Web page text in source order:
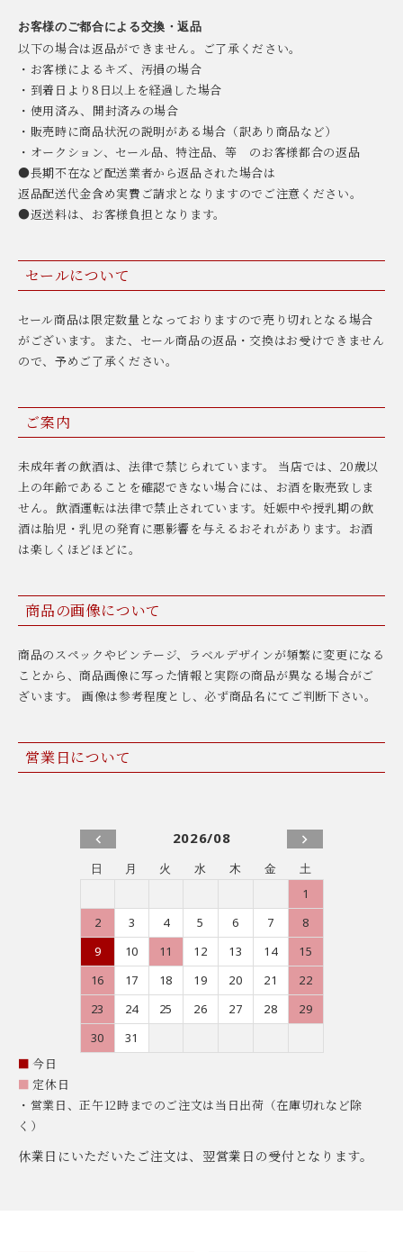
お客様のご都合による交換・返品
以下の場合は返品ができません。ご了承ください。
・お客様によるキズ、汚損の場合
・到着日より8日以上を経過した場合
・使用済み、開封済みの場合
・販売時に商品状況の説明がある場合（訳あり商品など）
・オークション、セール品、特注品、等 のお客様都合の返品
●長期不在など配送業者から返品された場合は
返品配送代金含め実費ご請求となりますのでご注意ください。
●返送料は、お客様負担となります。
セールについて
セール商品は限定数量となっておりますので売り切れとなる場合
がございます。また、セール商品の返品・交換はお受けできません
ので、予めご了承ください。
ご案内
未成年者の飲酒は、法律で禁じられています。 当店では、20歳以
上の年齢であることを確認できない場合には、お酒を販売致しま
せん。飲酒運転は法律で禁止されています。妊娠中や授乳期の飲
酒は胎児・乳児の発育に悪影響を与えるおそれがあります。お酒
は楽しくほどほどに。
商品の画像について
商品のスペックやビンテージ、ラベルデザインが頻繁に変更になる
ことから、商品画像に写った情報と実際の商品が異なる場合がご
ざいます。 画像は参考程度とし、必ず商品名にてご判断下さい。
営業日について
2026/08
日 月 火 水 木 金
土
1
2
3 4 5 6 7
8
9
10 11 12 13 14
15
16
17 18 19 20 21
22
23
24 25 26 27 28
29
30
31
■ 今日
■ 定休日
・営業日、正午12時までのご注文は当日出荷（在庫切れなど除
く）
休業日にいただいたご注文は、翌営業日の受付となります。